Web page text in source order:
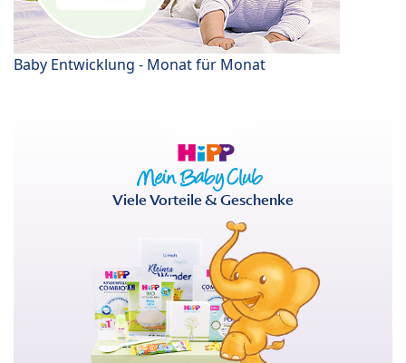
Baby Entwicklung - Monat für Monat
Viele Vorteile & Geschenke